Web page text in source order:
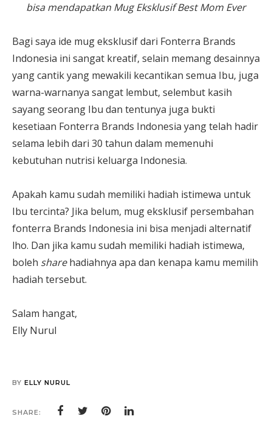
bisa mendapatkan Mug Eksklusif Best Mom Ever
Bagi saya ide mug eksklusif dari Fonterra Brands
Indonesia ini sangat kreatif, selain memang desainnya
yang cantik yang mewakili kecantikan semua Ibu, juga
warna-warnanya sangat lembut, selembut kasih
sayang seorang Ibu dan tentunya juga bukti
kesetiaan Fonterra Brands Indonesia yang telah hadir
selama lebih dari 30 tahun dalam memenuhi
kebutuhan nutrisi keluarga Indonesia.
Apakah kamu sudah memiliki hadiah istimewa untuk
Ibu tercinta? Jika belum, mug eksklusif persembahan
fonterra Brands Indonesia ini bisa menjadi alternatif
lho. Dan jika kamu sudah memiliki hadiah istimewa,
boleh sharehadiahnya apa dan kenapa kamu memilih
hadiah tersebut.
Salam hangat,
Elly Nurul
BY ELLY NURUL
SHARE: